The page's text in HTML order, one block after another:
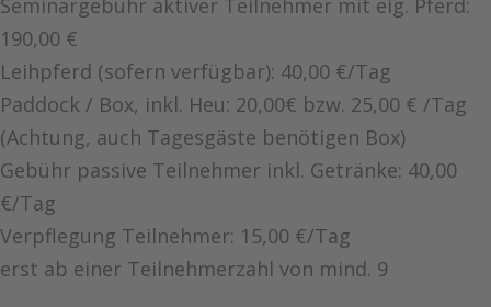
Seminargebühr aktiver Teilnehmer mit eig. Pferd:
190,00 €
Leihpferd (sofern verfügbar): 40,00 €/Tag
Paddock / Box, inkl. Heu: 20,00€ bzw. 25,00 € /Tag
(Achtung, auch Tagesgäste benötigen Box)
Gebühr passive Teilnehmer inkl. Getränke: 40,00
€/Tag
Verpflegung Teilnehmer: 15,00 €/Tag
erst ab einer Teilnehmerzahl von mind. 9